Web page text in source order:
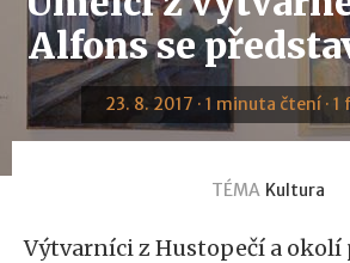
Alfons se
23. 8. 2017 · 1 minuta čtení ·
TÉMA Kultura
Výtvarníci z Hustopečí a okolí